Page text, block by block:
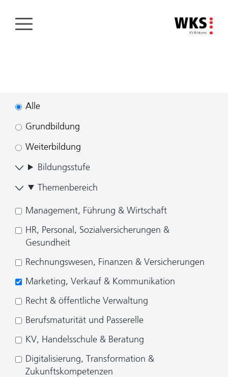
Alle
Grundbildung
Weiterbildung
Bildungsstufe
Themenbereich
Management, Führung & Wirtschaft
HR, Personal, Sozialversicherungen &
Gesundheit
Rechnungswesen, Finanzen & Versicherungen
Marketing, Verkauf & Kommunikation
Recht & öffentliche Verwaltung
Berufsmaturität und Passerelle
KV, Handelsschule & Beratung
Digitalisierung, Transformation &
Zukunftskompetenzen